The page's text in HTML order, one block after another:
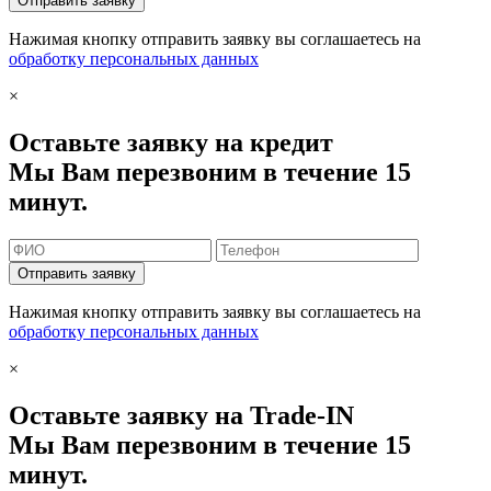
Нажимая кнопку отправить заявку вы соглашаетесь на
обработку персональных данных
×
Оставьте заявку на кредит
Мы Вам перезвоним в течение 15
минут.
Отправить заявку
Нажимая кнопку отправить заявку вы соглашаетесь на
обработку персональных данных
×
Оставьте заявку на Trade-IN
Мы Вам перезвоним в течение 15
минут.